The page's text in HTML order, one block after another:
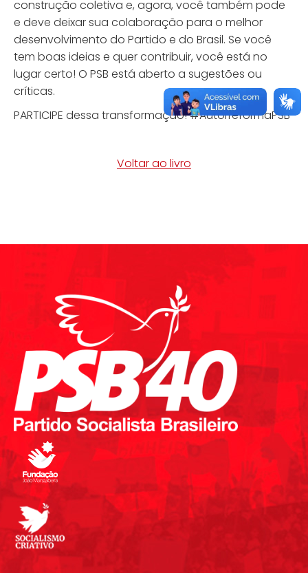
construção coletiva e, agora, você também pode
e deve deixar sua colaboração para o melhor
desenvolvimento do Partido e do Brasil. Se você
tem boas ideias e quer contribuir, você está no
lugar certo! O PSB está aberto a sugestões ou
críticas.
PARTICIPE dessa transformação! #AutorreformaPSB
Voltar ao livro